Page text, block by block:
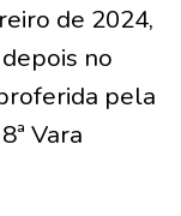
de 2024,
no
pela
Vara